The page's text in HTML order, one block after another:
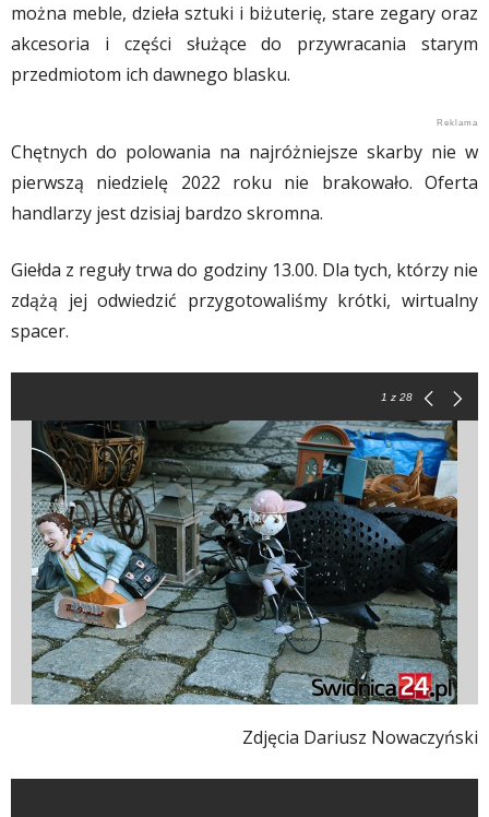
można meble, dzieła sztuki i biżuterię, stare zegary oraz
akcesoria i części służące do przywracania starym
przedmiotom ich dawnego blasku.
Chętnych do polowania na najróżniejsze skarby nie w
pierwszą niedzielę 2022 roku nie brakowało. Oferta
handlarzy jest dzisiaj bardzo skromna.
Giełda z reguły trwa do godziny 13.00. Dla tych, którzy nie
zdążą jej odwiedzić przygotowaliśmy krótki, wirtualny
spacer.
1 z 28
Zdjęcia Dariusz Nowaczyński